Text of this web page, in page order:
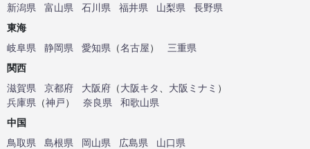
新潟県
富山県 石川県 福井県 山梨県
長野県
東海
岐阜県
静岡県 愛知県 （名古屋）
三重県
関西
滋賀県
京都府 大阪府 （大阪キタ 大阪ミナミ ）
兵庫県 （神戸） 奈良県
和歌山県
中国
鳥取県
島根県 岡山県 広島県
山口県